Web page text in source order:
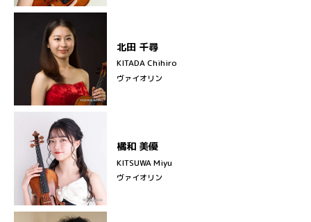
北田 千尋
KITADA Chihiro
ヴァイオリン
橘和 美優
KITSUWA Miyu
ヴァイオリン